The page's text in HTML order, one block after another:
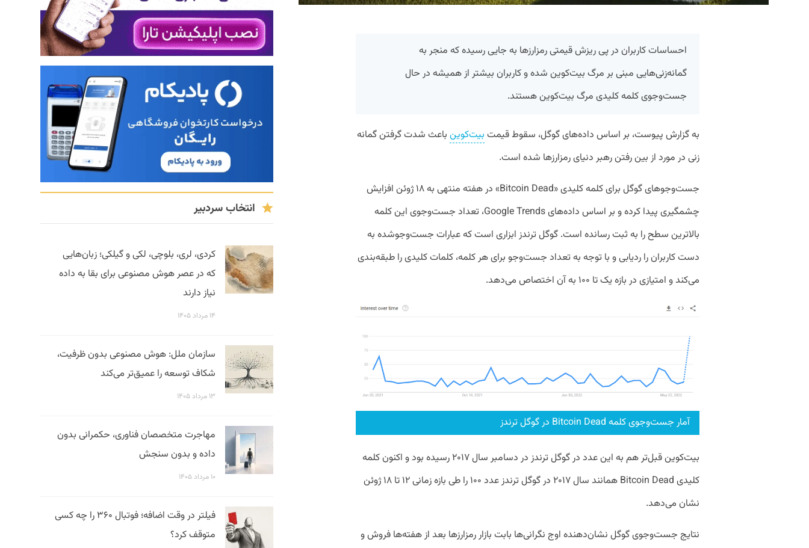
احساسات کاربران در پی ریزش قیمتی رمزارزها به جایی رسیده که منجر به
گمانه‌زنی‌هایی مبنی بر مرگ بیت‌کوین شده و کاربران بیشتر از همیشه در حال
جست‌وجوی کلمه کلیدی مرگ بیت‌کوین هستند.
به گزارش پیوست، بر اساس داده‌های گوگل، سقوط قیمت بیت‌کوین باعث شدت گرفتن گمانه
زنی در مورد از بین رفتن رهبر دنیای رمزارزها شده است.
جست‌وجوهای گوگل برای کلمه کلیدی «Bitcoin Dead» در هفته منتهی به ۱۸ ژوئن افزایش
چشمگیری پیدا کرده و بر اساس داده‌های Google Trends، تعداد جست‌وجوی این کلمه
بالاترین سطح را به ثبت رسانده است. گوگل ترندز ابزاری است که عبارات جست‌وجوشده به‌
دست کاربران را ردیابی و با توجه به تعداد جست‌وجو برای هر کلمه، کلمات کلیدی را طبقه‌بندی
می‌کند و امتیازی در بازه یک تا ۱۰۰ به آن اختصاص می‌دهد.
آمار جست‌وجوی کلمه Bitcoin Dead در گوگل ترندز
بیت‌کوین قبل‌تر هم به این عدد در گوگل ترندز در دسامبر سال ۲۰۱۷ رسیده بود و اکنون کلمه
کلیدی Bitcoin Dead همانند سال ۲۰۱۷ در گوگل ترندز عدد ۱۰۰ را طی بازه زمانی ۱۲ تا ۱۸ ژوئن
نشان می‌دهد.
نتایج جست‌وجوی گوگل نشان‌دهنده اوج نگرانی‌ها بابت بازار رمزارزها بعد از هفته‌ها فروش و
انتخاب سردبیر
کردی، لری، بلوچی، لکی و گیلکی؛ زبان‌هایی
که در عصر هوش مصنوعی برای بقا به داده
نیاز دارند
۱۴ مرداد ۱۴۰۵
سازمان ملل: هوش مصنوعی بدون ظرفیت،
شکاف توسعه را عمیق‌تر می‌کند
۱۳ مرداد ۱۴۰۵
مهاجرت متخصصان فناوری، حکمرانی بدون
داده و بدون سنجش
۱۰ مرداد ۱۴۰۵
فیلتر در وقت اضافه؛ فوتبال ۳۶۰ را چه کسی
متوقف کرد؟